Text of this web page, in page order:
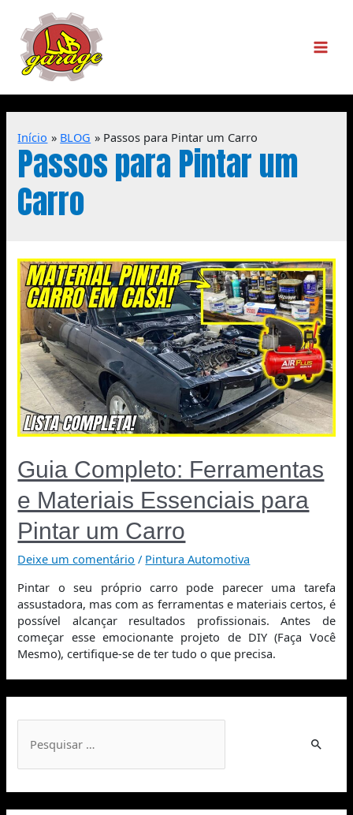
Início BLOG Passos para Pintar um Carro
Passos para Pintar um
Carro
Guia Completo: Ferramentas
e Materiais Essenciais para
Pintar um Carro
Deixe um comentário / Pintura Automotiva
Pintar o seu próprio carro pode parecer uma tarefa
assustadora, mas com as ferramentas e materiais certos, é
possível alcançar resultados profissionais. Antes de
começar esse emocionante projeto de DIY (Faça Você
Mesmo), certifique-se de ter tudo o que precisa.